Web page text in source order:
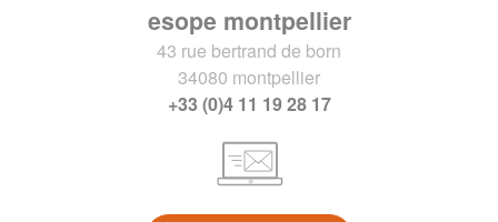
esope montpellier
43 rue bertrand de born
34080 montpellier
+33 (0)4 11 19 28 17